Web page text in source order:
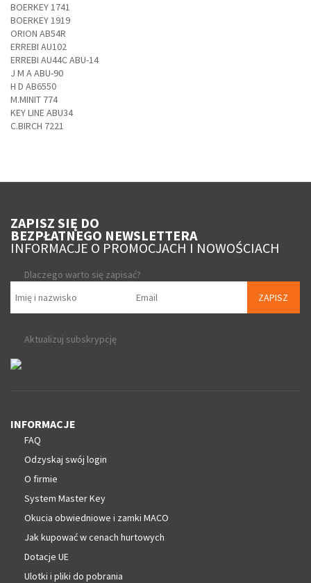
BOERKEY 1741
BOERKEY 1919
ORION AB54R
ERREBI AU102
ERREBI AU44C ABU-14
J M A ABU-90
H D AB6550
M.MINIT 774
KEY LINE ABU34
C.BIRCH 7221
ZAPISZ SIĘ DO
BEZPŁATNEGO NEWSLETTERA
INFORMACJE O PROMOCJACH I NOWOŚCIACH
Dlaczego warto się zapisać?
ZAPISZ
Aktualizuj subskrypcję
INFORMACJE
FAQ
Odzyskaj swój login
O firmie
System Master Key
Okucia obwiedniowe i zamki MACO
Jak kupować w cenach hurtowych
Dotacje UE
Ulotki i pliki do pobrania